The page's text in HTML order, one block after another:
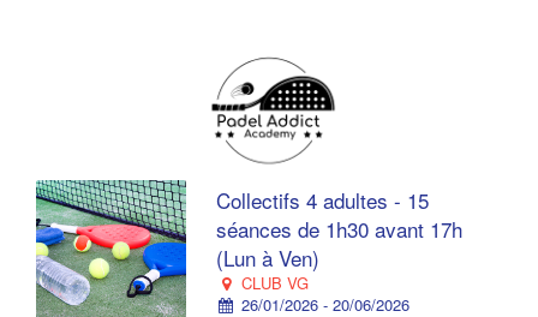
Collectifs 4 adultes - 15
séances de 1h30 avant 17h
(Lun à Ven)
CLUB VG
26/01/2026 - 20/06/2026